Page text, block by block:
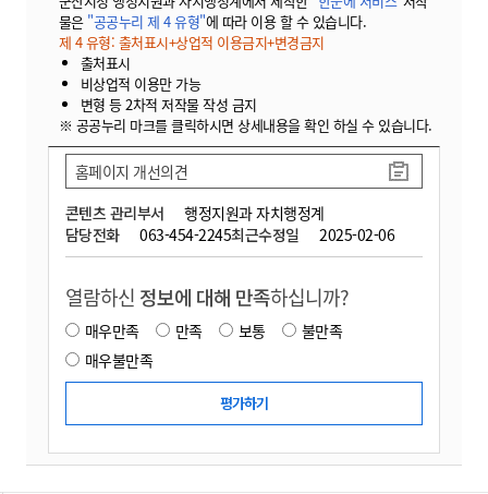
물은 "공공누리 제 4 유형"에 따라 이용 할 수 있습니다.
제 4 유형: 출처표시+상업적 이용금지+변경금지
출처표시
비상업적 이용만 가능
변형 등 2차적 저작물 작성 금지
※ 공공누리 마크를 클릭하시면 상세내용을 확인 하실 수 있습니다.
콘텐츠 관리부서
행정지원과 자치행정계
담당전화
063-454-2245최근수정일 2025-02-06
홈페이지 개선의견
열람하신 정보에 대해 만족하십니까?
매우만족 만족 보통
불만족
매우불만족